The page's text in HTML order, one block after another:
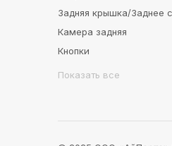
Задняя крышка/Заднее
Камера задняя
Кнопки
Показать все